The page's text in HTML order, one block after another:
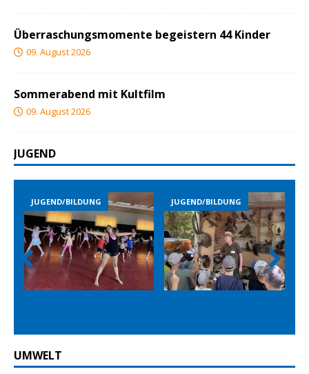
Überraschungsmomente begeistern 44 Kinder
09. August 2026
Sommerabend mit Kultfilm
09. August 2026
JUGEND
JUGEND/BILDUNG JUGEND/BILDUNG
Prev
ious
Nex
t
UMWELT